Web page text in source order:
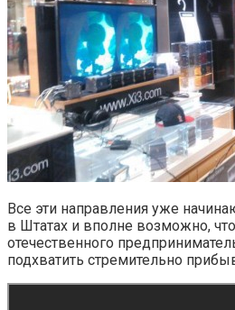
Все эти направления уже
в Штатах и вполне возможно,
отечественного
подхватить стремительно